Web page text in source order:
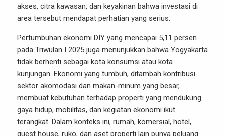
akses, citra kawasan, dan keyakinan bahwa investasi di
area tersebut mendapat perhatian yang serius.
Pertumbuhan ekonomi DIY yang mencapai 5,11 persen
pada Triwulan I 2025 juga menunjukkan bahwa Yogyakarta
tidak berhenti sebagai kota konsumsi atau kota
kunjungan. Ekonomi yang tumbuh, ditambah kontribusi
sektor akomodasi dan makan-minum yang besar,
membuat kebutuhan terhadap properti yang mendukung
gaya hidup, mobilitas, dan kegiatan ekonomi ikut
terangkat. Dalam konteks ini, rumah, komersial, hotel,
guest house, ruko, dan aset properti lain punya peluang